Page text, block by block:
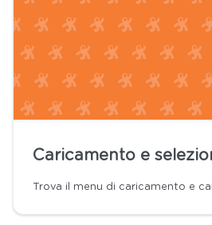
Caricamento e
Trova il menu di caricamento e